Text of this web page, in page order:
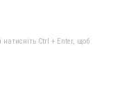
натисніть Ctrl + Enter, щоб